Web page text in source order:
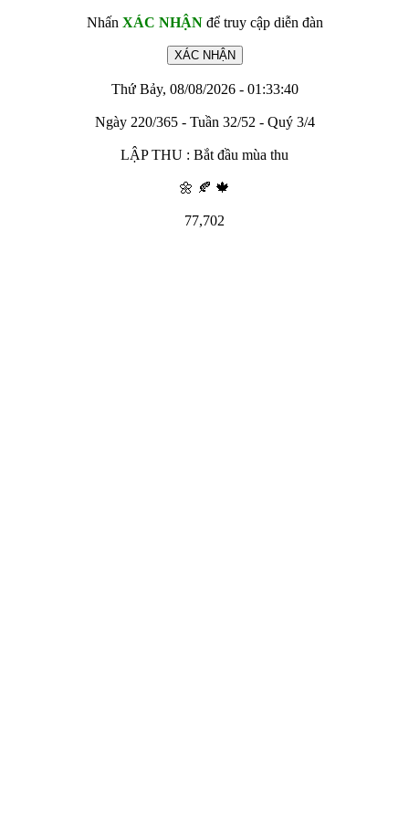
Nhấn XÁC NHẬNđể truy cập diễn đàn
Thứ Bảy, 08/08/2026 - 01:33:40
Ngày 220/365 - Tuần 32/52 - Quý 3/4
LẬP THU : Bắt đầu mùa thu
🌼 🍂 🍁
77,702